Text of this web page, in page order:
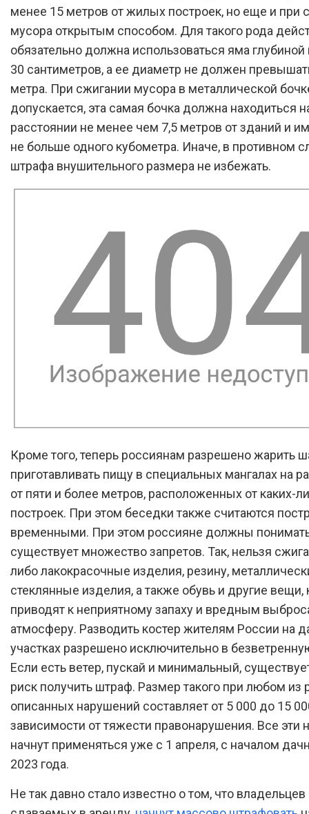
менее 15 метров от жилых построек, но еще и при
мусора открытым способом. Для такого рода
обязательно должна использоваться яма
30 сантиметров, а ее диаметр не должен
метра. При сжигании мусора в металлической
допускается, эта самая бочка должна находиться
расстоянии не менее чем 7,5 метров от зданий и
не больше одного кубометра. Иначе, в противном
штрафа внушительного размера не избежать.
Кроме того, теперь россиянам разрешено жарить
приготавливать пищу в специальных мангалах на
от пяти и более метров, расположенных от каких-
построек. При этом беседки также считаются
временными. При этом россияне должны
существует множество запретов. Так, нельзя
либо лакокрасочные изделия, резину,
стеклянные изделия, а также обувь и другие вещи,
приводят к неприятному запаху и вредным
атмосферу. Разводить костер жителям России на
участках разрешено исключительно в
Если есть ветер, пускай и минимальный,
риск получить штраф. Размер такого при любом из
описанных нарушений составляет от 5 000 до 15
зависимости от тяжести правонарушения. Все эти
начнут применяться уже с 1 апреля, с началом
2023 года.
Не так давно стало известно о том, что владельцев